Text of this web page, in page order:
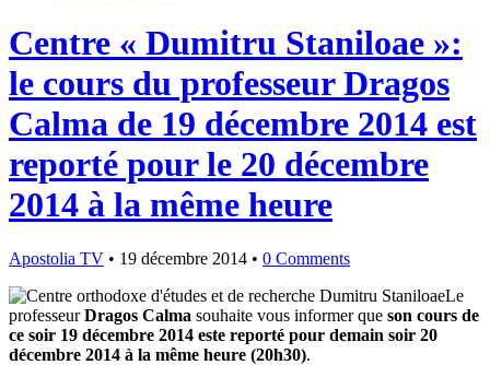
Centre « Dumitru Staniloae »:
le cours du professeur Dragos
Calma de 19 décembre 2014 est
reporté pour le 20 décembre
2014 à la même heure
Apostolia TV • 19 décembre 2014 • 0 Comments
Le
professeurDragos Calma souhaite vous informer que son cours de
ce soir 19 décembre 2014 este reporté pour demain soir 20
décembre 2014 à la même heure (20h30).